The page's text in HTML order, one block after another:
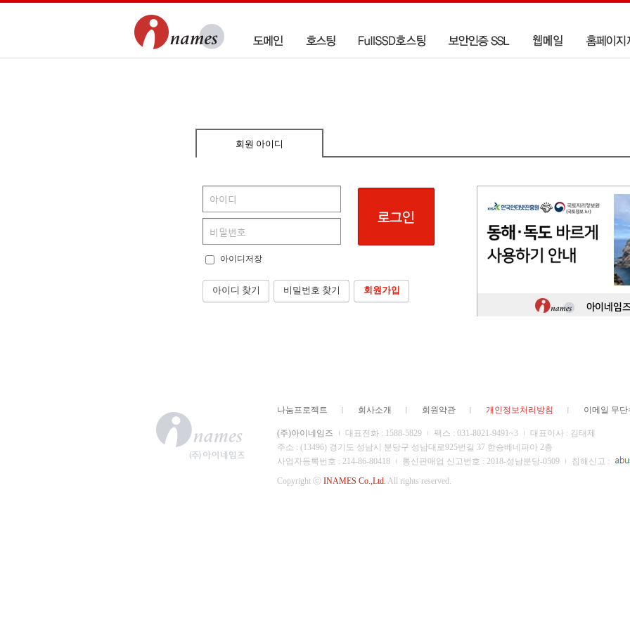
회원 아이디
아이디저장
아이디 찾기 비밀번호 찾기 회원가입
나눔프로젝트 회사소개 회원약관 개인정보처리방침 이메일 무단
(주)아이네임즈 대표전화 : 1588-5829 팩스 : 031-8021-9491~3
대표이사 : 김태제
주소 : (13496) 경기도 성남시 분당구 성남대로925번길 37 한승베네피아 2층
사업자등록번호 : 214-86-80418
통신판매업 신고번호 : 2018-성남분당-0509 침해신고 :
Copyright ⓒ INAMES Co.,Ltd. All rights reserved.